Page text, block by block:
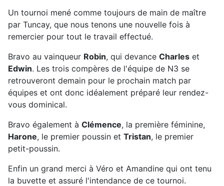
Un tournoi mené comme toujours de main de maître
par Tuncay, que nous tenons une nouvelle fois à
remercier pour tout le travail effectué.
Bravo au vainqueur Robin, qui devance Charles et
Edwin. Les trois compères de l'équipe de N3 se
retrouveront demain pour le prochain match par
équipes et ont donc idéalement préparé leur rendez-
vous dominical.
Bravo également à Clémence, la première féminine,
Harone, le premier poussin et Tristan, le premier
petit-poussin.
Enfin un grand merci à Véro et Amandine qui ont tenu
la buvette et assuré l'intendance de ce tournoi.